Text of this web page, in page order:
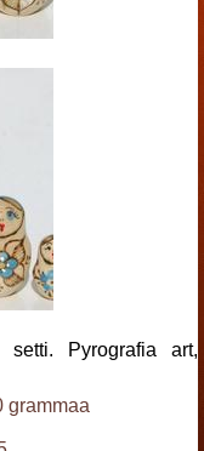
Pyrografia art,
grammaa